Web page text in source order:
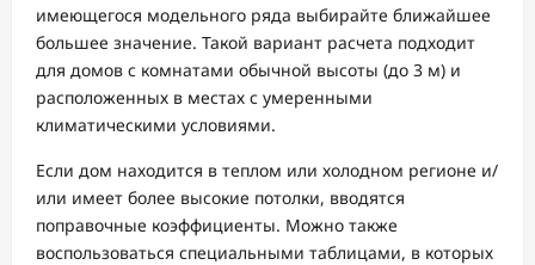
имеющегося модельного ряда выбирайте ближайшее
большее значение. Такой вариант расчета подходит
для домов с комнатами обычной высоты (до 3 м) и
расположенных в местах с умеренными
климатическими условиями.
Если дом находится в теплом или холодном регионе и/
или имеет более высокие потолки, вводятся
поправочные коэффициенты. Можно также
воспользоваться специальными таблицами, в которых